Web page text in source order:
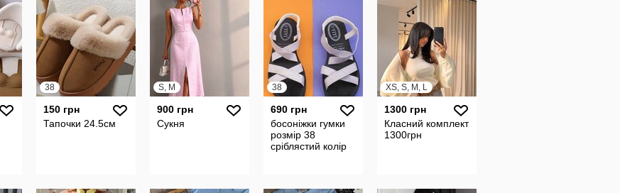
38
150 грн
Тапочки 24.5см
S, M
900 грн
Сукня
38
690 грн
босоніжки гумки
розмір 38
сріблястий колір
XS, S, M, L
1300 грн
Класний комплект
1300грн